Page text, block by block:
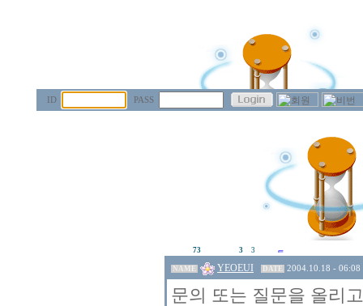
ID PASS
73 3 3
NAME YEOEUI DATE 2004.10.18 - 06:08
문의 또는 질문을 올리